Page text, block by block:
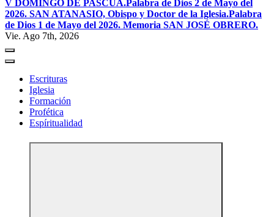
V DOMINGO DE PASCUA.Palabra de Dios 2 de Mayo del
2026. SAN ATANASIO, Obispo y Doctor de la Iglesia.Palabra
de Dios 1 de Mayo del 2026. Memoria SAN JOSÉ OBRERO.
Vie. Ago 7th, 2026
Escrituras
Iglesia
Formación
Profética
Espíritualidad